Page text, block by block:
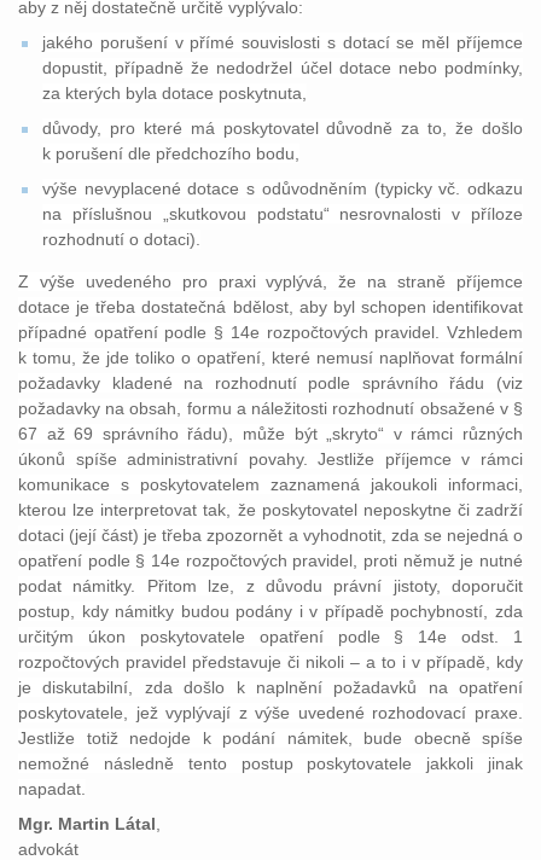
aby z něj dostatečně určitě vyplývalo:
jakého porušení v přímé souvislosti s dotací se měl příjemce
dopustit, případně že nedodržel účel dotace nebo podmínky,
za kterých byla dotace poskytnuta,
důvody, pro které má poskytovatel důvodně za to, že došlo
k porušení dle předchozího bodu,
výše nevyplacené dotace s odůvodněním (typicky vč. odkazu
na příslušnou „skutkovou podstatu“ nesrovnalosti v příloze
rozhodnutí o dotaci).
Z výše uvedeného pro praxi vyplývá, že na straně příjemce
dotace je třeba dostatečná bdělost, aby byl schopen identifikovat
případné opatření podle § 14e rozpočtových pravidel. Vzhledem
k tomu, že jde toliko o opatření, které nemusí naplňovat formální
požadavky kladené na rozhodnutí podle správního řádu (viz
požadavky na obsah, formu a náležitosti rozhodnutí obsažené v §
67 až 69 správního řádu), může být „skryto“ v rámci různých
úkonů spíše administrativní povahy. Jestliže příjemce v rámci
komunikace s poskytovatelem zaznamená jakoukoli informaci,
kterou lze interpretovat tak, že poskytovatel neposkytne či zadrží
dotaci (její část) je třeba zpozornět a vyhodnotit, zda se nejedná o
opatření podle § 14e rozpočtových pravidel, proti němuž je nutné
podat námitky. Přitom lze, z důvodu právní jistoty, doporučit
postup, kdy námitky budou podány i v případě pochybností, zda
určitým úkon poskytovatele opatření podle § 14e odst. 1
rozpočtových pravidel představuje či nikoli – a to i v případě, kdy
je diskutabilní, zda došlo k naplnění požadavků na opatření
poskytovatele, jež vyplývají z výše uvedené rozhodovací praxe.
Jestliže totiž nedojde k podání námitek, bude obecně spíše
nemožné následně tento postup poskytovatele jakkoli jinak
napadat.
Mgr. Martin Látal
advokát